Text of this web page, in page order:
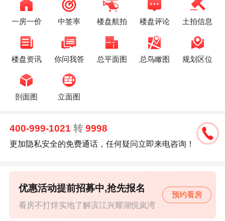
一房一价 中签率 楼盘航拍 楼盘评论 土拍信息
楼盘资讯 你问我答 总平面图 总鸟瞰图 规划区位
剖面图 立面图
400-999-1021转 9998
更加隐私安全的免费通话，任何疑问立即来电咨询！
看房不打烊实地了解滨江兴耀湖悦岚湾
优惠活动提前招募中,抢先报名
预约看房